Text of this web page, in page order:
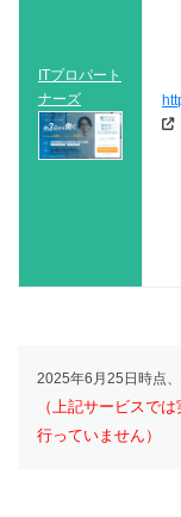
ITプロパート
ナーズ
2025年6月25日時点
（上記サービスで
行っていません）